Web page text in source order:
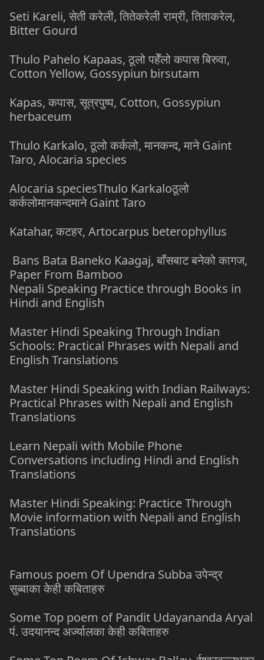
Seti Kareli, सेती करेली, तितेकरेली राम्री, तिताकरेल,
Bitter Gourd
Thulo Pahelo Kapaas, ठूलो पहेँलो कपास बिरुवा,
Cotton Yellow, Gossypiun birsutam
Kapas, कपास, सूत्रपुष्प, Cotton, Gossypiun
herbaceum
Thulo Karkalo, ठूलो कर्कलो, मानकन्द, माने Gaint
Taro, Alocaria species
Alocaria speciesThulo Karkaloठूलो
कर्कलोमानकन्दमाने Gaint Taro
Katahar, कटहर, Artocarpus beterophyllus
Bans Bata Baneko Kaagaj, बाँसबाट बनेको कागज,
Paper From Bamboo
Nepali Speaking Practice through Books in
Hindi and English
Master Hindi Speaking Through Indian
Schools: Practical Phrases with Nepali and
English Translations
Master Hindi Speaking with Indian Railways:
Practical Phrases with Nepali and English
Translations
Learn Nepali with Mobile Phone
Conversations including Hindi and English
Translations
Master Hindi Speaking: Practice Through
Movie information with Nepali and English
Translations
Famous poem Of Upendra Subba उपेन्द्र
सुब्बाका केही कबिताहरु
Some Top poem of Pandit Udayananda Aryal
पं. उदयानन्द अर्ज्यालका केही कबिताहरु